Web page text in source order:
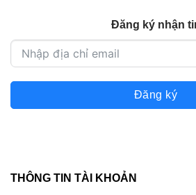
Đăng ký nhận
Đăng ký
THÔNG TIN TÀI KHOẢN